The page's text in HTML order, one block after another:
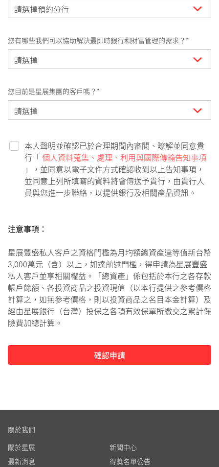
您有哪些我們可以協助解決最即時銀行和財富管理的需求？*
您目前是星展集團的客戶嗎？*
本人聲明並確認已於合理期間內審閱、暸解並同意貴
行「個人資料蒐集、處理、利用與國際傳輸告知事項
」，並同意以電子文件方式確認收到以上告知事項，
並同意上列所填寫的資料將會傳送予貴行，由貴行人
員與您進一步聯絡，以提供銀行及相關產品資訊。
注意事項：
星展豐盛私人客戶之資格門檻為月均額總資產達等值新台幣
3,000萬元（含）以上，如達前述門檻，得申請為星展豐盛
私人客戶並享相關權益。「總資產」係包括於本行之各存款
帳戶餘額、各投資商品之投資現值（以本行提供之參考價格
計算之，如無參考價格，則以投資商品之名目本金計算）及
經由星展銀行（台灣）投保之各項有效保單所繳交之累計保
險費加總計算。
確認申請
關於我們
關於星展
新聞中心
最新消息
得獎名單公告